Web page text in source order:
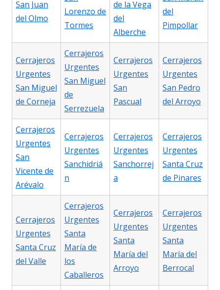
San Juan
del Olmo
Lorenzo de
Tormes
de la Vega
del
Alberche
del
Pimpollar
Cerrajeros
Urgentes
San Miguel
de Corneja
Cerrajeros
Urgentes
San Miguel
de
Serrezuela
Cerrajeros
Urgentes
San
Pascual
Cerrajeros
Urgentes
San Pedro
del Arroyo
Cerrajeros
Urgentes
San
Vicente de
Arévalo
Cerrajeros
Urgentes
Sanchidriá
n
Cerrajeros
Urgentes
Sanchorrej
a
Cerrajeros
Urgentes
Santa Cruz
de Pinares
Cerrajeros
Urgentes
Santa Cruz
del Valle
Cerrajeros
Urgentes
Santa
María de
los
Caballeros
Cerrajeros
Urgentes
Santa
María del
Arroyo
Cerrajeros
Urgentes
Santa
María del
Berrocal